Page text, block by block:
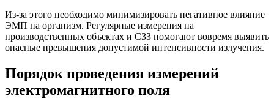
Из-за этого необходимо минимизировать негативное влияние
ЭМП на организм. Регулярные измерения на
производственных объектах и СЗЗ помогают вовремя выявить
опасные превышения допустимой интенсивности излучения.
Порядок проведения измерений
электромагнитного поля